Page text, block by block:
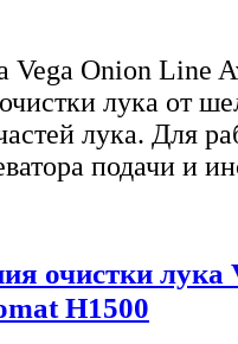
Vega Onion Line
лука от
лука. Для
подачи и
очистки лука
Н1500